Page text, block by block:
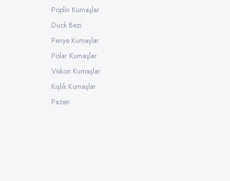
Poplin Kumaşlar
Duck Bezi
Penye Kumaşlar
Polar Kumaşlar
Viskon Kumaşlar
Kışlık Kumaşlar
Pazen